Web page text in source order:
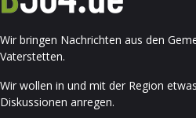
Wir bringen Nachrichten aus den
Vaterstetten.
Wir wollen in und mit der Region
Diskussionen anregen.